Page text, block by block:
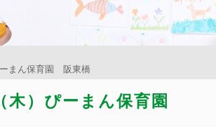
まん保育園 阪東橋
木）ぴーまん保育園